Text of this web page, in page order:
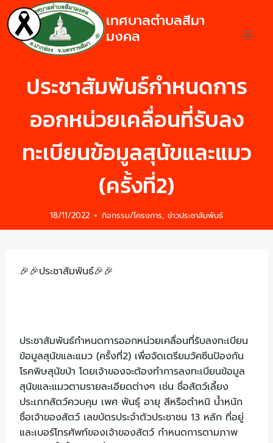
เทศบาลตำบลสีมา
มงคล
ประชาสัมพันธ์กำหนดการ
ออกหน่วยเคลื่อนที่รับลง
ทะเบียนข้อมูลสุนัขและแมว
(ครั้งที่2)
18/11/2022 กิจกรรม/โครงการ, ข่าวประชาสัมพันธ์
🎉🎉ประชาสัมพันธ์🎉🎉
ประชาสัมพันธ์กำหนดการออกหน่วยเคลื่อนที่รับลงทะเบียน
ข้อมูลสุนัขและแมว (ครั้งที่2) เพื่อจัดเตรียมวัคซีนป้องกัน
โรคพิษสุนัขบ้า โดยเจ้าของจะต้องทำการลงทะเบียนข้อมูล
สุนัขและแมวตามรายละเอียดต่างๆ เช่น ชื่อสัตว์เลี้ยง
ประเภทสัตว์ควบคุม เพศ พันธุ์ อายุ สีหรือตำหนิ น้ำหนัก
ชื่อเจ้าของสัตว์ เลขบัตรประจำตัวประชาชน 13 หลัก ที่อยู่
และเบอร์โทรศัพท์ของเจ้าของสัตว์ กำหนดการตามภาพ